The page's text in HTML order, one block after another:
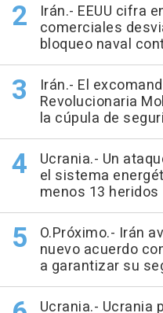
Irán.- EEUU cifra
comerciales
bloqueo naval
Irán.- El
Revolucionaria
la cúpula de
Ucrania.- Un
el sistema
menos 13 heridos
O.Próximo.- Irán
nuevo acuerdo
a garantizar su
Ucrania.- Ucrania